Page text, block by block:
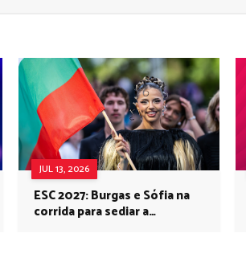
JUL 13, 2026
ESC 2027: Burgas e Sófia na
corrida para sediar a